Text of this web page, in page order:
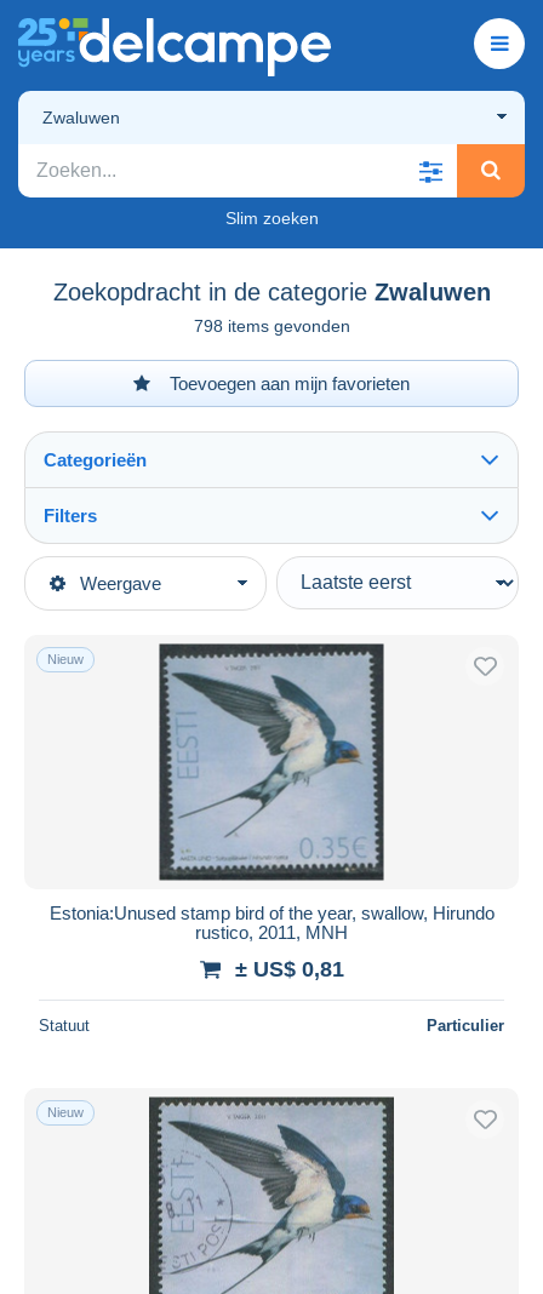
Zwaluwen
Slim zoeken
Zoekopdracht in de categorie Zwaluwen
798 items gevonden
Toevoegen aan mijn favorieten
Weergave
Categorieën
Topcategorieën
Thema's
Dieren & Fauna
Filters
Type verkopen
Actief
Vaste prijs
Veiling met biedingen
Veilingen zonder biedingen
Veilinghuizen
Alle looptijden
Prijs
Gratis levering
Betaalmiddelen
PayPal
Bankoverschrijving
Visa
Mastercard
Nieuw
Estonia:Unused stamp bird of the year, swallow, Hirundo
rustico, 2011, MNH
± US$ 0,81
Statuut Particulier
Nieuw